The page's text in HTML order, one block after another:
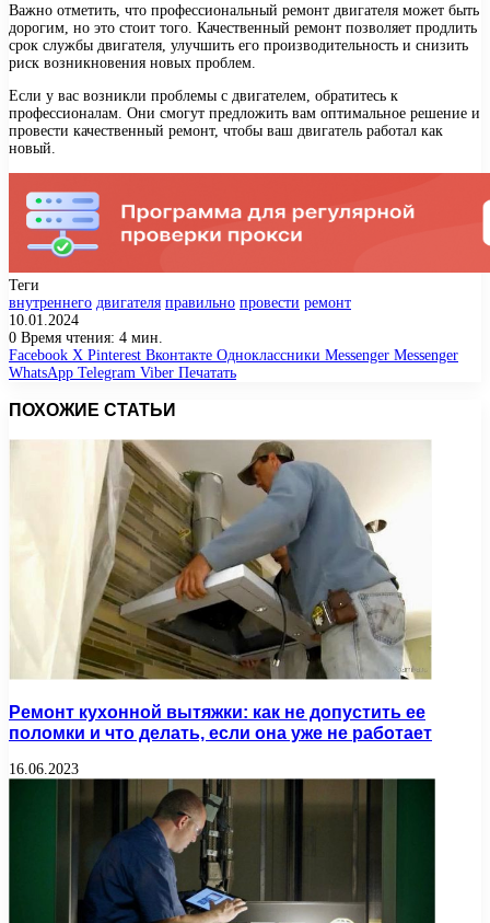
Важно отметить, что профессиональный ремонт двигателя может быть
дорогим, но это стоит того. Качественный ремонт позволяет продлить
срок службы двигателя, улучшить его производительность и снизить
риск возникновения новых проблем.
Если у вас возникли проблемы с двигателем, обратитесь к
профессионалам. Они смогут предложить вам оптимальное решение и
провести качественный ремонт, чтобы ваш двигатель работал как
новый.
Теги
внутреннего двигателя правильно провести ремонт
10.01.2024
0 Время чтения: 4 мин.
Facebook X Pinterest Вконтакте Одноклассники Messenger Messenger
WhatsApp Telegram Viber Печатать
ПОХОЖИЕ СТАТЬИ
Ремонт кухонной вытяжки: как не допустить ее
поломки и что делать, если она уже не работает
16.06.2023